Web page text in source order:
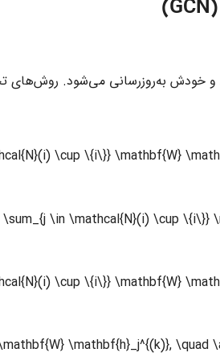
و خودش به‌روزرسانی می‌شود. روش‌های